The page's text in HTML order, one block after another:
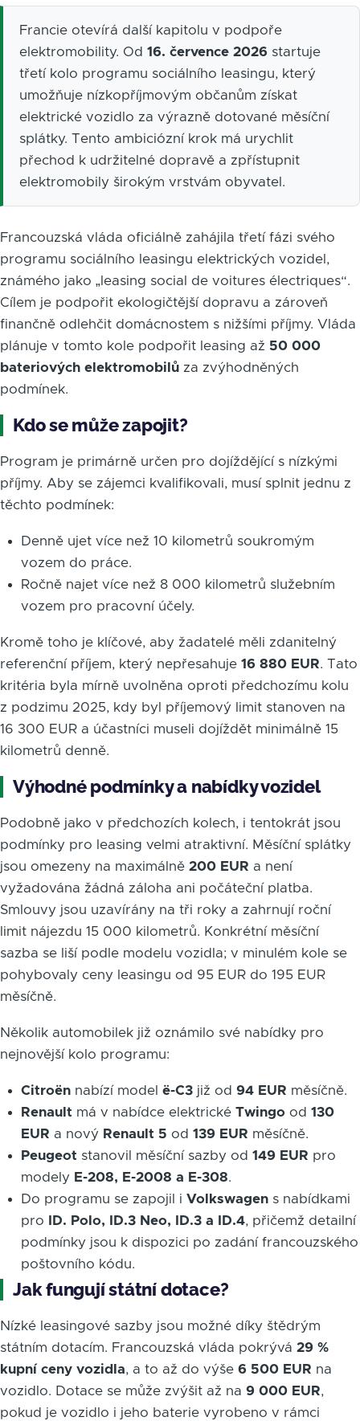
Francie otevírá další kapitolu v podpoře
elektromobility. Od 16. července 2026 startuje
třetí kolo programu sociálního leasingu, který
umožňuje nízkopříjmovým občanům získat
elektrické vozidlo za výrazně dotované měsíční
splátky. Tento ambiciózní krok má urychlit
přechod k udržitelné dopravě a zpřístupnit
elektromobily širokým vrstvám obyvatel.
Francouzská vláda oficiálně zahájila třetí fázi svého
programu sociálního leasingu elektrických vozidel,
známého jako „leasing social de voitures électriques“.
Cílem je podpořit ekologičtější dopravu a zároveň
finančně odlehčit domácnostem s nižšími příjmy. Vláda
plánuje v tomto kole podpořit leasing až 50 000
bateriových elektromobilů za zvýhodněných
podmínek.
Kdo se může zapojit?
Program je primárně určen pro dojíždějící s nízkými
příjmy. Aby se zájemci kvalifikovali, musí splnit jednu z
těchto podmínek:
Denně ujet více než 10 kilometrů soukromým
vozem do práce.
Ročně najet více než 8 000 kilometrů služebním
vozem pro pracovní účely.
Kromě toho je klíčové, aby žadatelé měli zdanitelný
referenční příjem, který nepřesahuje 16 880 EUR. Tato
kritéria byla mírně uvolněna oproti předchozímu kolu
z podzimu 2025, kdy byl příjemový limit stanoven na
16 300 EUR a účastníci museli dojíždět minimálně 15
kilometrů denně.
Výhodné podmínky a nabídky vozidel
Podobně jako v předchozích kolech, i tentokrát jsou
podmínky pro leasing velmi atraktivní. Měsíční splátky
jsou omezeny na maximálně 200 EUR a není
vyžadována žádná záloha ani počáteční platba.
Smlouvy jsou uzavírány na tři roky a zahrnují roční
limit nájezdu 15 000 kilometrů. Konkrétní měsíční
sazba se liší podle modelu vozidla; v minulém kole se
pohybovaly ceny leasingu od 95 EUR do 195 EUR
měsíčně.
Několik automobilek již oznámilo své nabídky pro
nejnovější kolo programu:
Citroënnabízí model ë-C3již od 94 EUR měsíčně.
Renault má v nabídce elektrické Twingood 130
EUR a nový Renault 5 od 139 EUR měsíčně.
Peugeot stanovil měsíční sazby od 149 EUR pro
modely E-208, E-2008 a E-308.
Do programu se zapojil i Volkswagens nabídkami
pro
ID. Polo, ID.3 Neo, ID.3 a ID.4, přičemž detailní
podmínky jsou k dispozici po zadání francouzského
poštovního kódu.
Jak fungují státní dotace?
Nízké leasingové sazby jsou možné díky štědrým
státním dotacím. Francouzská vláda pokrývá 29 %
kupní ceny vozidla, a to až do výše 6 500 EUR na
vozidlo. Dotace se může zvýšit až na 9 000 EUR,
pokud je vozidlo i jeho baterie vyrobeno v rámci